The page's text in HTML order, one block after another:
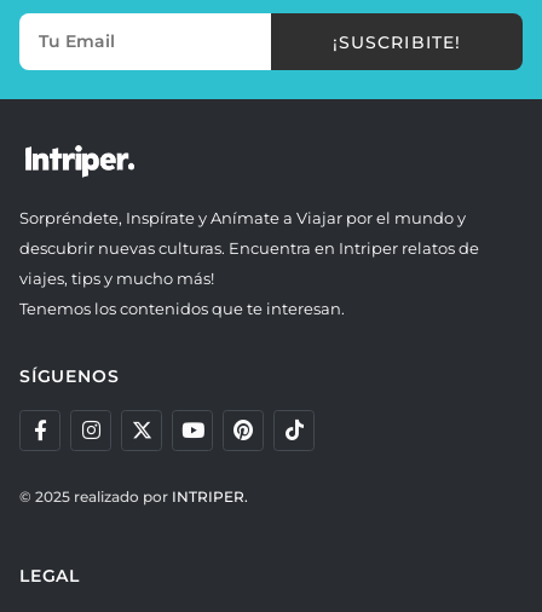
¡SUSCRIBITE!
Sorpréndete, Inspírate y Anímate a Viajar por el mundo y
descubrir nuevas culturas. Encuentra en Intriper relatos de
viajes, tips y mucho más!
Tenemos los contenidos que te interesan.
SÍGUENOS
© 2025 realizado por INTRIPER.
LEGAL